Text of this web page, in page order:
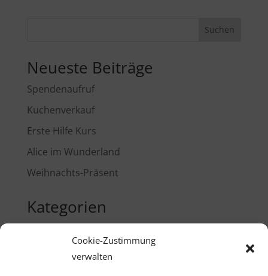
Cookie-Zustimmung
verwalten
Suchen
Neueste Beiträge
Spendenaufruf
Kuchenverkauf
Erste Hilfe Kurs
Alice im Wunderland
Weihnachts-Präsent
Kategorien
Einschulung